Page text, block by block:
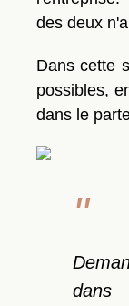
des deux
Dans cette
possibles,
dans le